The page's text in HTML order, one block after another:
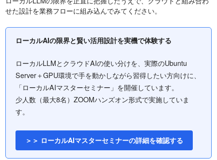
せた設計を業務フローに組み込んでみてください。
ローカルAIの限界と賢い活用設計を実機で体験する
ローカルLLMとクラウドAIの使い分けを、実際のUbuntu
Server＋GPU環境で手を動かしながら習得したい方向けに、
「ローカルAIマスターセミナー」を開催しています。
少人数（最大8名）ZOOMハンズオン形式で実施していま
す。
＞＞ ローカルAIマスターセミナーの詳細を確認する